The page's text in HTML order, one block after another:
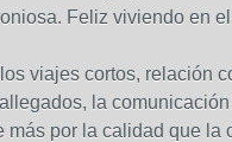
Feliz viviendo en
viajes cortos, relación
la
más por la calidad que la